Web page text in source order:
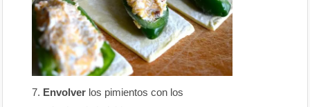
Envolver los pimientos con los